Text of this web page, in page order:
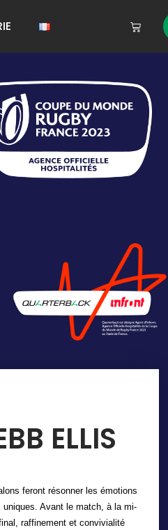
ELLIS
feront résonner les émotions
Avant le match, à la mi-
raffinement et convivialité